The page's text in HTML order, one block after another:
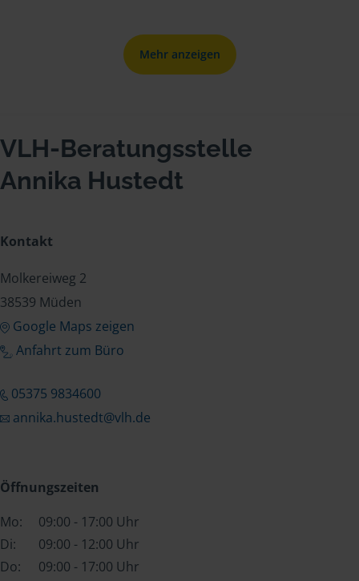
Mehr anzeigen
VLH-Beratungsstelle
Annika Hustedt
Kontakt
Molkereiweg 2
38539 Müden
Google Maps zeigen
Anfahrt zum Büro
05375 9834600
annika.hustedt@vlh.de
Öffnungszeiten
Mo:
09:00 - 17:00 Uhr
Di:
09:00 - 12:00 Uhr
Do:
09:00 - 17:00 Uhr